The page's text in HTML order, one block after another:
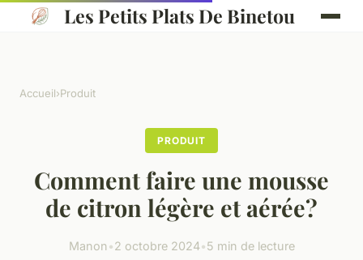
Les Petits Plats De Binetou
Accueil›Produit
PRODUIT
Comment faire une mousse
de citron légère et aérée?
Manon•2 octobre 2024•5 min de lecture